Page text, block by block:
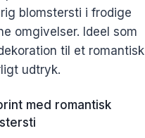
med romantisk